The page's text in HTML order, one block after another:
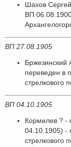
Шахов
ВП
ВП 27.08.1905
Бржезинский
переведен в
стрелкового
ВП 04.10.1905
Кормилев ? -
04.10.1905) -
стрелкового